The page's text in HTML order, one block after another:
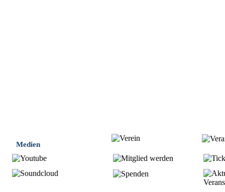
Medien